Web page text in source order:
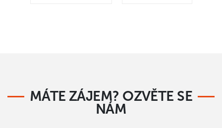
MÁTE ZÁJEM? OZVĚTE SE
NÁM